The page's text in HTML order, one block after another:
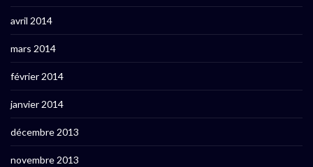
avril 2014
mars 2014
février 2014
janvier 2014
décembre 2013
novembre 2013